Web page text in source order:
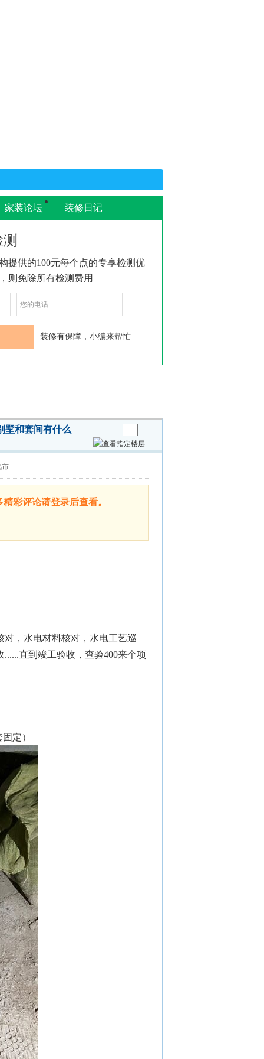
家装论坛 装修日记
墅和套间有什么
市
彩评论请登录后查看。
，水电材料核对，水电工艺巡
直到竣工验收，查验400来个项
定）